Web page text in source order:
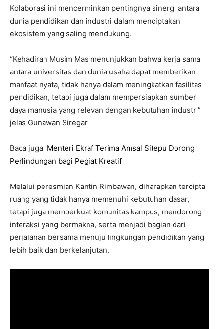
Kolaborasi ini mencerminkan pentingnya sinergi antara
dunia pendidikan dan industri dalam menciptakan
ekosistem yang saling mendukung.
“Kehadiran Musim Mas menunjukkan bahwa kerja sama
antara universitas dan dunia usaha dapat memberikan
manfaat nyata, tidak hanya dalam meningkatkan fasilitas
pendidikan, tetapi juga dalam mempersiapkan sumber
daya manusia yang relevan dengan kebutuhan industri”
jelas Gunawan Siregar.
Baca juga: Menteri Ekraf Terima Amsal Sitepu Dorong
Perlindungan bagi Pegiat Kreatif
Melalui peresmian Kantin Rimbawan, diharapkan tercipta
ruang yang tidak hanya memenuhi kebutuhan dasar,
tetapi juga memperkuat komunitas kampus, mendorong
interaksi yang bermakna, serta menjadi bagian dari
perjalanan bersama menuju lingkungan pendidikan yang
lebih baik dan berkelanjutan.